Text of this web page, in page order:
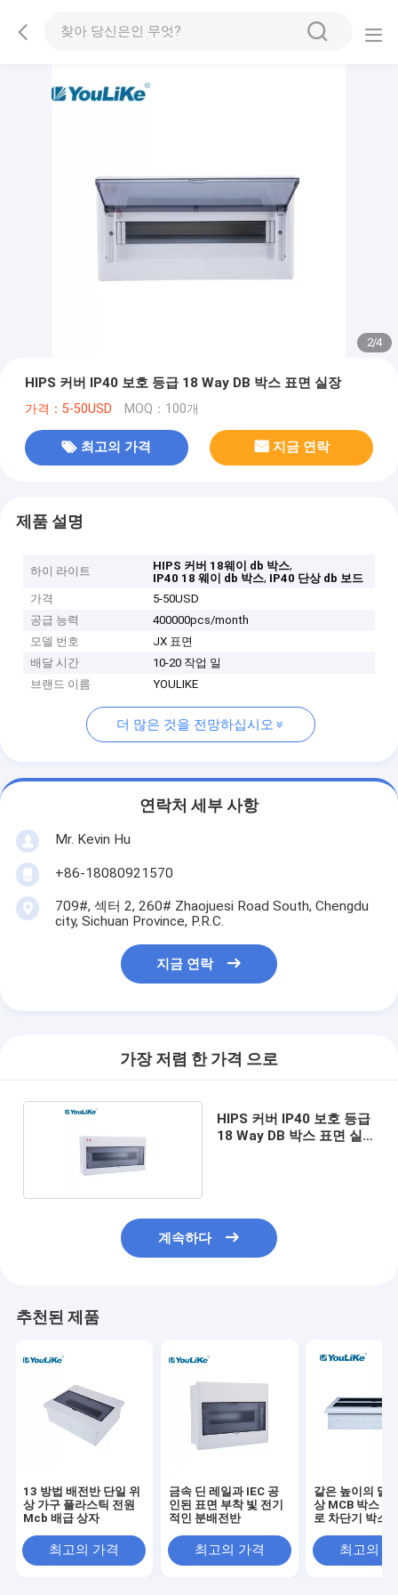
2/4
HIPS 커버 IP40 보호 등급 18 Way DB 박스 표면 실장
가격：5-50USD MOQ：100개
최고의 가격 지금 연락
제품 설명
하이 라이트 HIPS 커버 18웨이 db 박스,
IP40 18 웨이 db 박스, IP40 단상 db 보드
가격
5-50USD
공급 능력
400000pcs/month
모델 번호
JX 표면
배달 시간
10-20 작업 일
브랜드 이름
YOULIKE
더 많은 것을 전망하십시오
연락처 세부 사항
Mr. Kevin Hu
+86-18080921570
709#, 섹터 2, 260# Zhaojuesi Road South, Chengdu
city, Sichuan Province, P.R.C.
지금 연락
가장 저렴 한 가격 으로
HIPS 커버 IP40 보호 등급
18 Way DB 박스 표면 실
계속하다
추천된 제품
13 방법 배전반 단일 위
상 가구 플라스틱 전원
Mcb 배급 상자
최고의 가격
금속 딘 레일과 IEC 공
인된 표면 부착 빛 전기
적인 분배전반
최고의 가격
같은 높이의 말
상 MCB 박스
로 차단기 박스
최고의